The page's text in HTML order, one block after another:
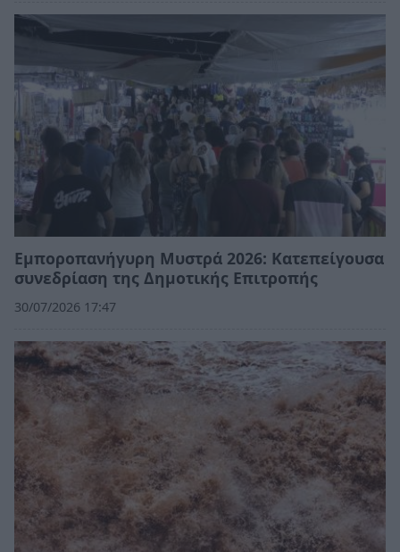
Εμποροπανήγυρη Μυστρά 2026: Κατεπείγουσα
συνεδρίαση της Δημοτικής Επιτροπής
30/07/2026 17:47